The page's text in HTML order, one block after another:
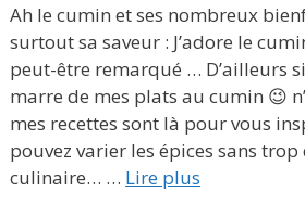
Ah le cumin et ses nombreux
surtout sa saveur : J’adore le
peut-être remarqué … D’ailleurs
marre de mes plats au cumin 😉
mes recettes sont là pour vous
pouvez varier les épices sans
culinaire… … Lire plus